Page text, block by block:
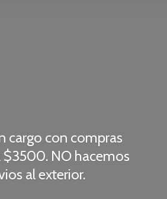
cargo con compras
$3500. NO hacemos
al exterior.